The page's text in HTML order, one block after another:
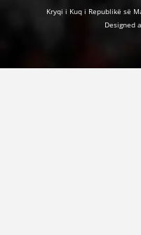
Kryqi i Kuq i Republikë së
Designed